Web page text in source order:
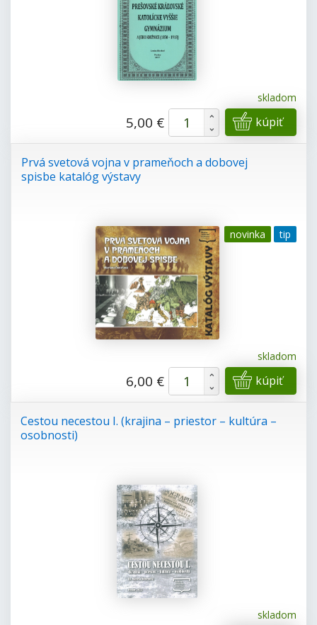
skladom
+
-
kúpiť
5,00 €
Prvá svetová vojna v prameňoch a dobovej
spisbe katalóg výstavy
novinka tip
skladom
+
-
kúpiť
6,00 €
Cestou necestou I. (krajina – priestor – kultúra –
osobnosti)
skladom